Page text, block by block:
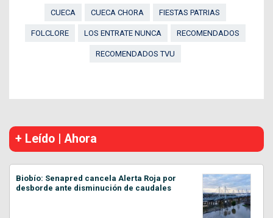
CUECA
CUECA CHORA FIESTAS PATRIAS
FOLCLORE LOS ENTRATE NUNCA RECOMENDADOS
RECOMENDADOS TVU
+ Leído | Ahora
Biobío: Senapred cancela Alerta Roja por
desborde ante disminución de caudales